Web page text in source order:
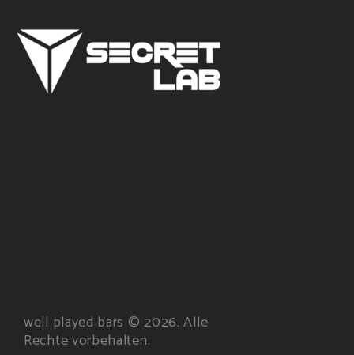
well played bars © 2026. Alle
Rechte vorbehalten.